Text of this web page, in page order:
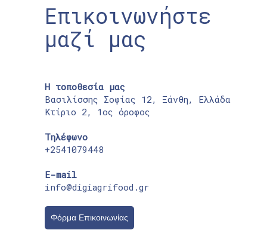
Επικοινωνήστε
μαζί μας
Η τοποθεσία μας
Βασιλίσσης Σοφίας 12, Ξάνθη, Ελλάδα
Κτίριο 2, 1ος όροφος
Τηλέφωνο
+2541079448
E-mail
info@digiagrifood.gr
Φόρμα Επικοινωνίας